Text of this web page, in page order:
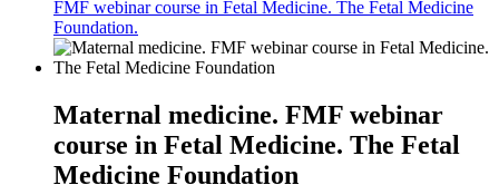
FMF webinar course in Fetal Medicine. The Fetal Medicine
Foundation.
Maternal medicine. FMF webinar
course in Fetal Medicine. The Fetal
Medicine Foundation